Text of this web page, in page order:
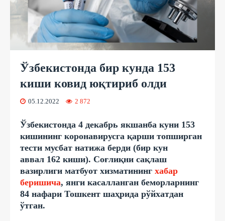
Ўзбекистонда бир кунда 153
киши ковид юқтириб олди
05.12.2022 2 872
Ўзбекистонда 4 декабрь якшанба куни 153
кишининг коронавирусга қарши топширган
тести мусбат натижа берди (бир кун
аввал 162 киши). Соғлиқни сақлаш
вазирлиги матбуот хизматининг хабар
беришича, янги касалланган беморларнинг
84 нафари Тошкент шаҳрида рўйхатдан
ўтган.